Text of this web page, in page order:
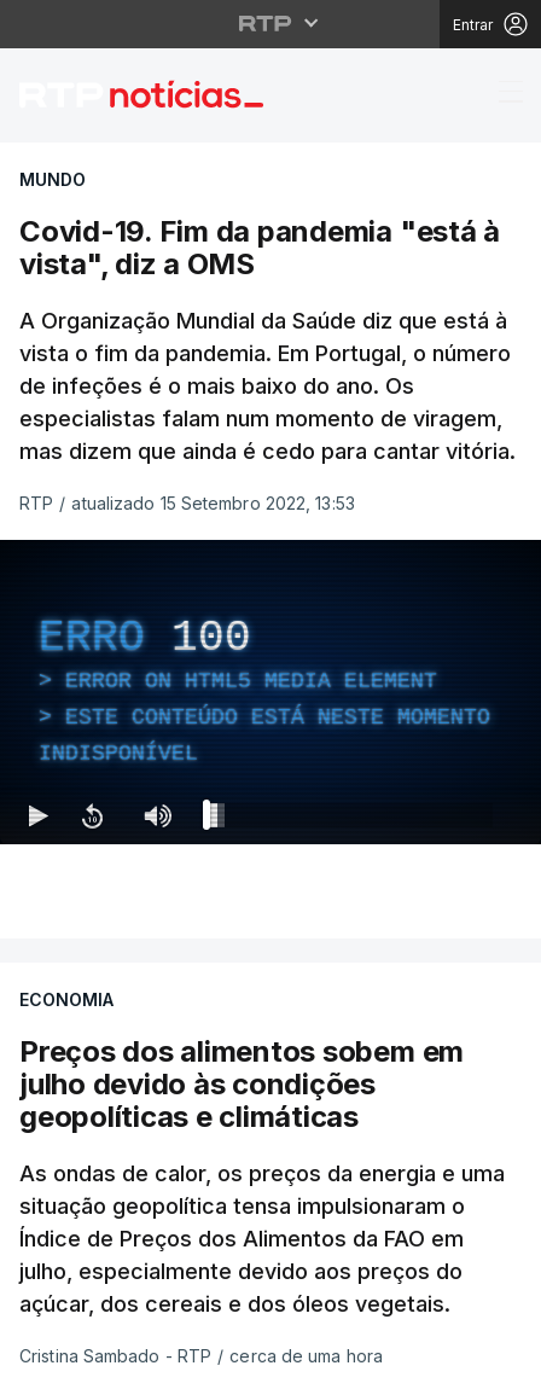
Entrar
Covid-19. Fim da
MUNDO
Covid-19. Fim da pandemia "está à
vista", diz a OMS
A Organização Mundial da Saúde diz que está à
vista o fim da pandemia. Em Portugal, o número
de infeções é o mais baixo do ano. Os
especialistas falam num momento de viragem,
mas dizem que ainda é cedo para cantar vitória.
RTP / atualizado 15 Setembro 2022, 13:53
ERRO 100
ERROR ON HTML5 MEDIA ELEMENT
ESTE CONTEÚDO ESTÁ NESTE MOMENTO
INDISPONÍVEL
ECONOMIA
Preços dos alimentos sobem em
julho devido às condições
geopolíticas e climáticas
As ondas de calor, os preços da energia e uma
situação geopolítica tensa impulsionaram o
Índice de Preços dos Alimentos da FAO em
julho, especialmente devido aos preços do
açúcar, dos cereais e dos óleos vegetais.
Cristina Sambado - RTP / cerca de uma hora